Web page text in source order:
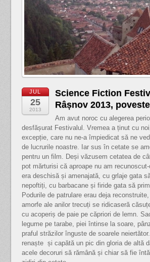
JUL
25
2013
Science Fiction
Râșnov 2013,
Am avut noroc cu alegerea
desfășurat Festivalul. Vremea a ținut cu
excepție, care nu ne-a împiedicat să ne
de lucrurile noastre. Iar sus în cetate se
pentru un film. Deși văzusem cetatea de
pot mărturisi că aproape nu am
era deschisă și amenajată, cu grlaje gata
nepoftiți, cu barbacane și firide gata să
Podurile de patrulare erau deja
amorfe ale anilor trecuți se ridicaseră
cu acoperiș de paie pe căpriori de lemn.
legume pe tarabe, piei întinse la soare,
praful străzilor înguste de soarele
renaște și capătă un pic din gloria de altă
acele decoruri să rămână și chiar să fie